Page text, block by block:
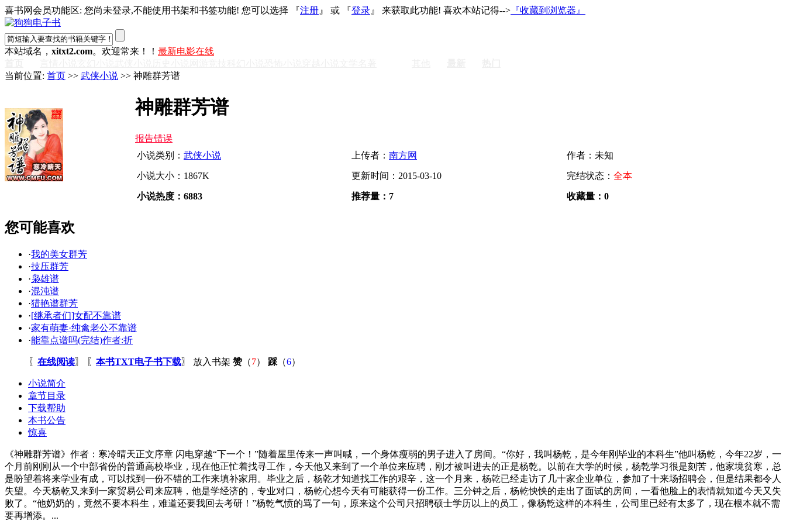
喜书网会员功能区: 您尚未登录,不能使用书架和书签功能! 您可以选择 『注册 』 或 『登录 』 来获取此功能! 喜欢本站记得--> 『收藏到浏览器』
本站域名， xitxt2.com。欢迎常来！！ 最新电影在线
当前位置: 首页 >> 武侠小说 >> 神雕群芳谱
神雕群芳谱
报告错误
小说类别： 武侠小说 上传者： 南方网 作者：未知
小说大小：1867K 更新时间：2015-03-10 完结状态： 全本
小说热度：6883 推荐量：7 收藏量：0
您可能喜欢
·我的美女群芳
·技压群芳
·枭雄谱
·混沌谱
·猎艳谱群芳
·[继承者们]女配不靠谱
·家有萌妻·纯禽老公不靠谱
·能靠点谱吗(完结)作者:折
〖 在线阅读〗 〖 本书TXT电子书下载〗 放入书架 赞（7） 踩 （6）
小说简介
章节目录
下载帮助
本书公告
惊喜
《神雕群芳谱》作者：寒冷晴天正文序章 闪电穿越“下一个！”随着屋里传来一声叫喊，一个身体瘦弱的男子进入了房间。“你好，我叫杨乾，是今年刚毕业的本科生”他叫杨乾，今年22岁，一
个月前刚刚从一个中部省份的普通高校毕业，现在他正忙着找寻工作，今天他又来到了一个单位来应聘，刚才被叫进去的正是杨乾。以前在大学的时候，杨乾学习很是刻苦，他家境贫寒，总
是盼望着将来学业有成，可以找到一份不错的工作来填补家用。毕业之后，杨乾才知道找工作的艰辛，这一个月来，杨乾已经走访了几十家企业单位，参加了十来场招聘会，但是结果都令人
失望。今天杨乾又来到一家贸易公司来应聘，他是学经济的，专业对口，杨乾心想今天有可能获得一份工作。三分钟之后，杨乾怏怏的走出了面试的房间，一看他脸上的表情就知道今天又失
败了。“他奶奶的，竟然不要本科生，难道还要我回去考研！”杨乾气愤的骂了一句，原来这个公司只招聘硕士学历以上的员工，像杨乾这样的本科生，公司里已经有太多了，现在根本就不需
要再增添。...